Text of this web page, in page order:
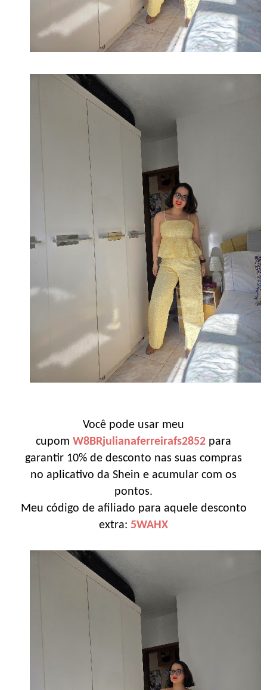
Você pode usar meu
cupom W8BRjulianaferreirafs2852 para
garantir 10% de desconto nas suas compras
no aplicativo da Shein e acumular com os
pontos.
Meu código de afiliado para aquele desconto
extra: 5WAHX